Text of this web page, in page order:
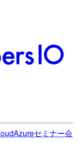
Azureセミナー会